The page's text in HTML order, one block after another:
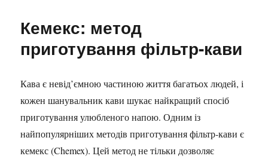
Кемекс: метод
приготування фільтр-кави
Кава є невід’ємною частиною життя багатьох людей, і
кожен шанувальник кави шукає найкращий спосіб
приготування улюбленого напою. Одним із
найпопулярніших методів приготування фільтр-кави є
кемекс (Chemex). Цей метод не тільки дозволяє